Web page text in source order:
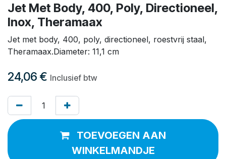
Jet Met Body, 400, Poly, Directioneel,
Inox, Theramaax
Jet met body, 400, poly, directioneel, roestvrij staal,
Theramaax.Diameter: 11,1 cm
24,06 € Inclusief btw
TOEVOEGEN AAN
WINKELMANDJE